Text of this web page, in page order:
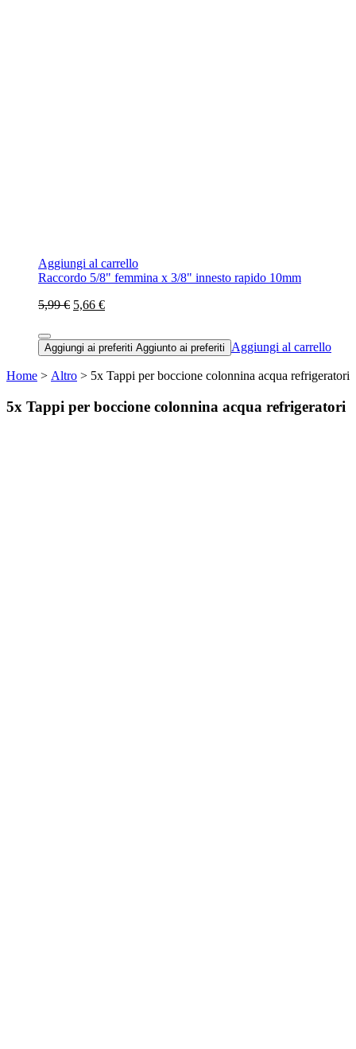
Aggiungi al carrello
Raccordo 5/8" femmina x 3/8" innesto rapido 10mm
5,99 € 5,66 €
Aggiungi ai preferiti Aggiunto ai preferiti Aggiungi al carrello
Home > Altro > 5x Tappi per boccione colonnina acqua refrigeratori
5x Tappi per boccione colonnina acqua refrigeratori